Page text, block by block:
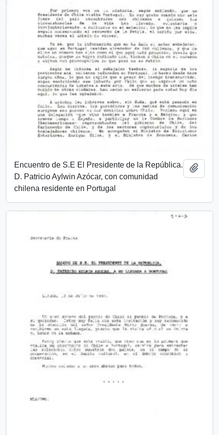
Encuentro de S.E El Presidente de la República.
D. Patricio Aylwin Azócar, con comunidad
chilena residente en Portugal